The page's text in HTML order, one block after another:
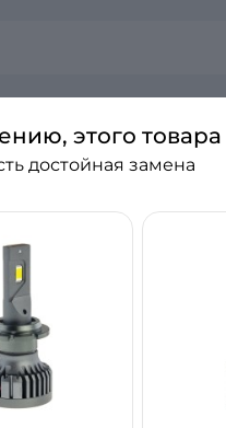
этого
достойная замена